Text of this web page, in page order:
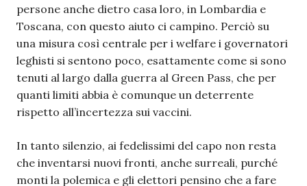
persone anche dietro casa loro, in Lombardia e
Toscana, con questo aiuto ci campino. Perciò su
una misura così centrale per i welfare i governatori
leghisti si sentono poco, esattamente come si sono
tenuti al largo dalla guerra al Green Pass, che per
quanti limiti abbia è comunque un deterrente
rispetto all’incertezza sui vaccini.
In tanto silenzio, ai fedelissimi del capo non resta
che inventarsi nuovi fronti, anche surreali, purché
monti la polemica e gli elettori pensino che a fare